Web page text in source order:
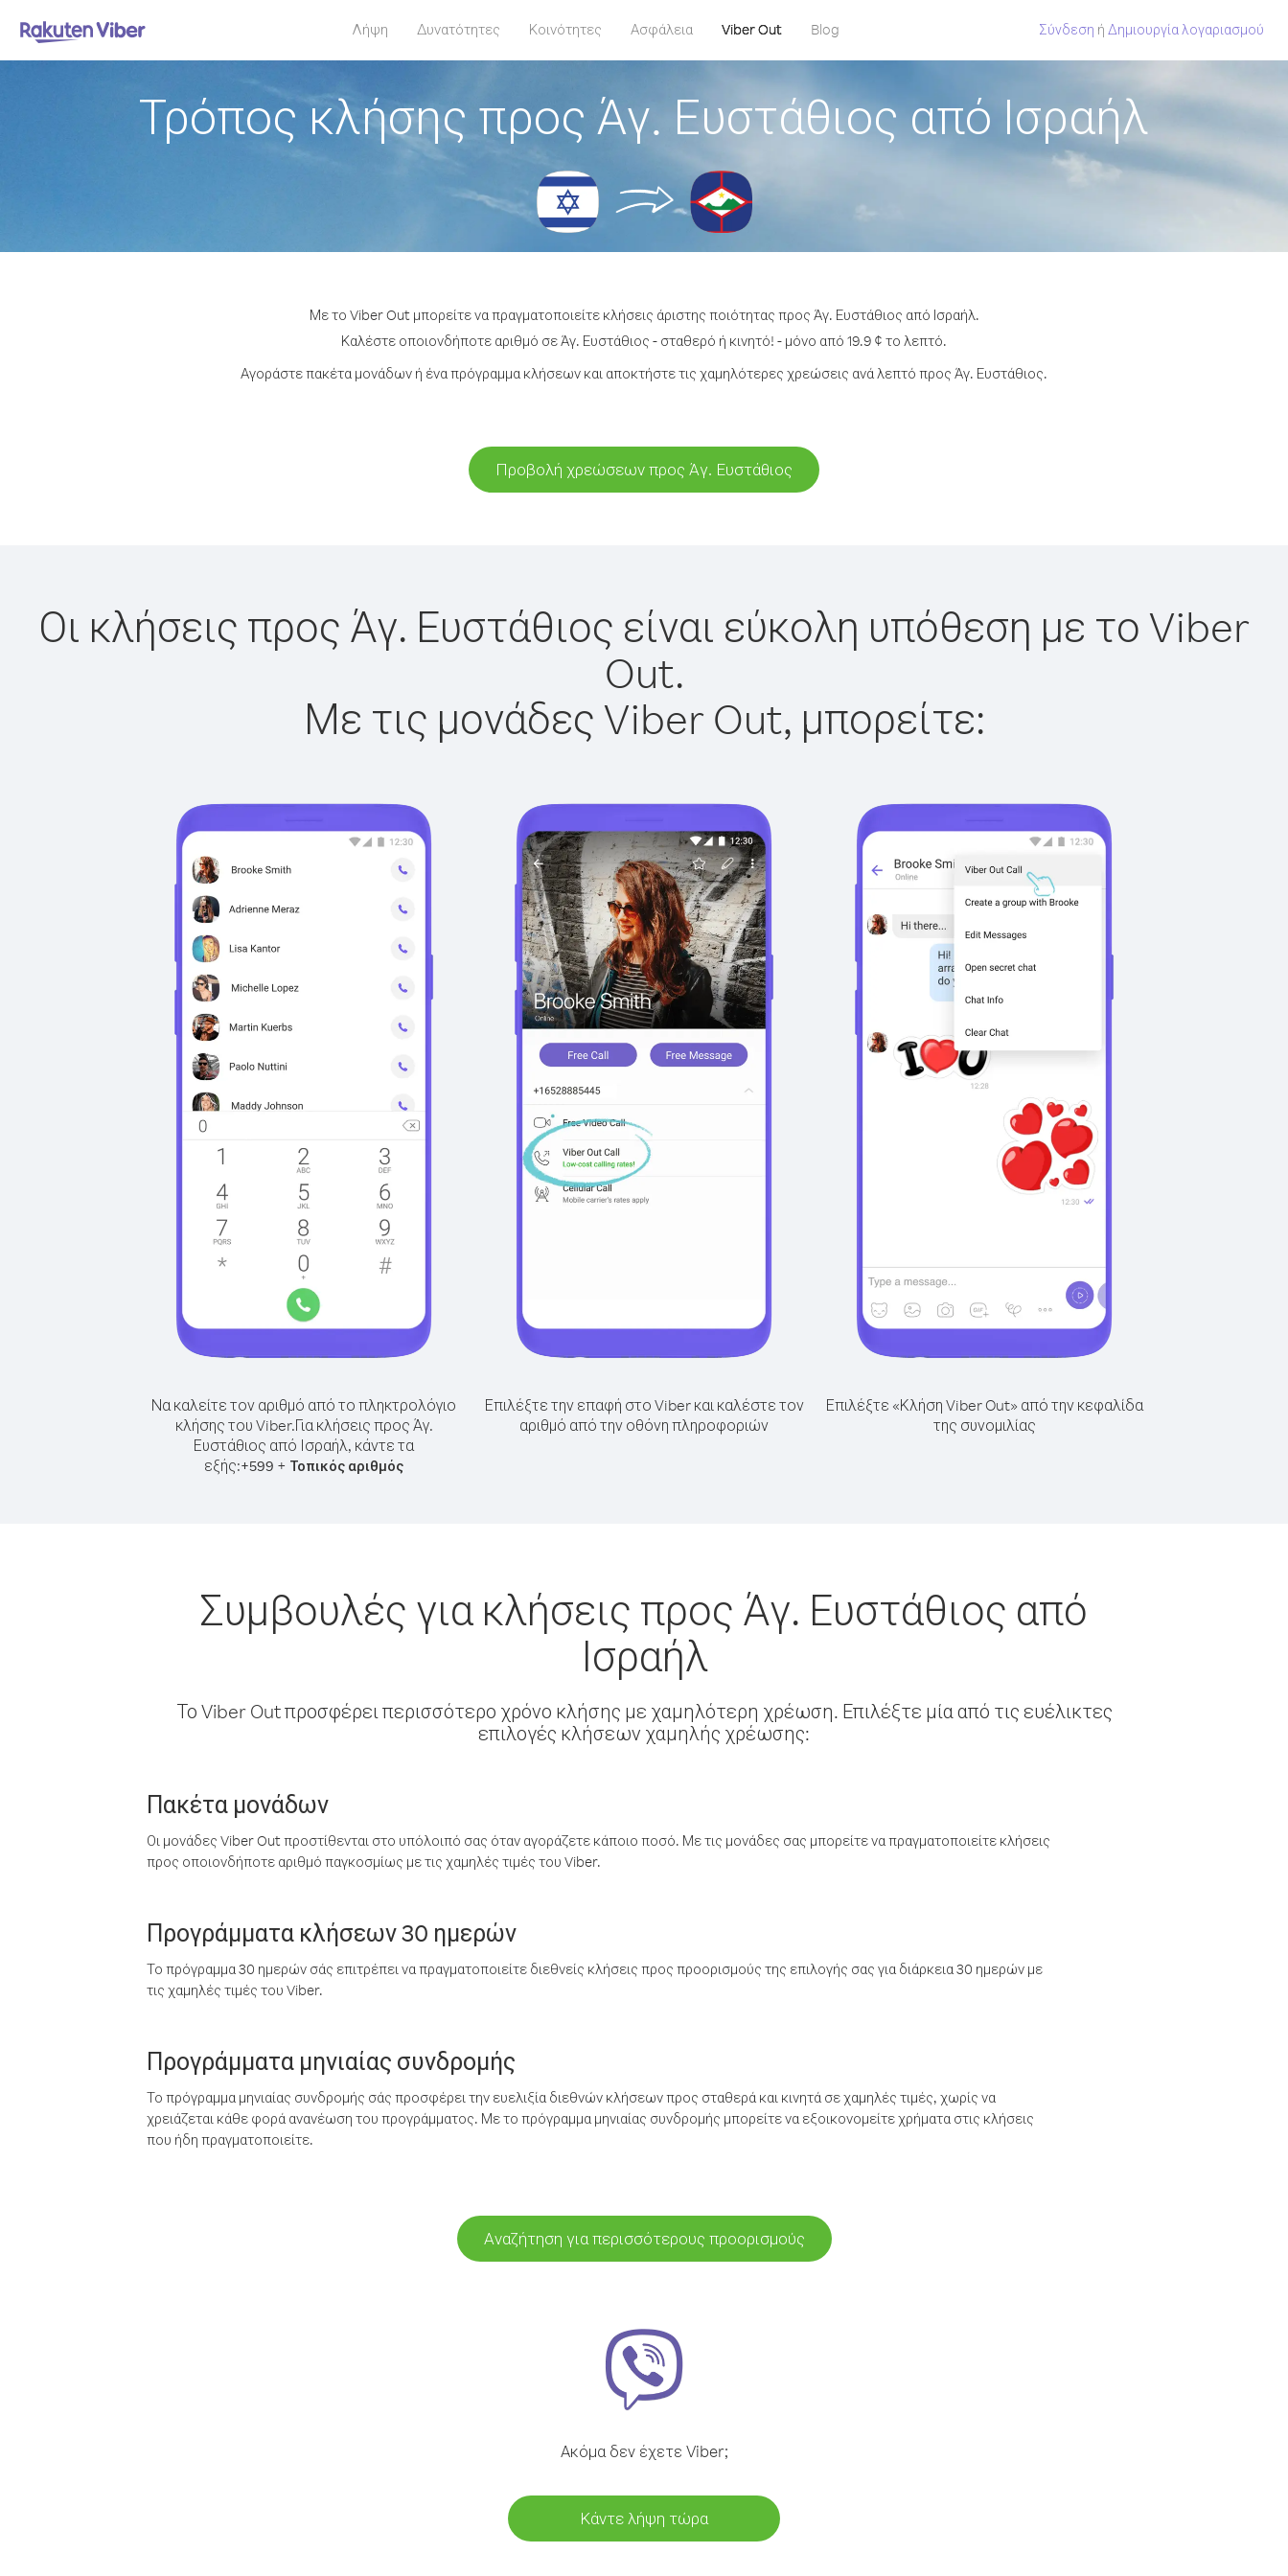
Λήψη Δυνατότητες Κοινότητες Ασφάλεια Viber Out Blog Σύνδεση ή Δημιουργία λογαριασμού
Τρόπος κλήσης προς Άγ. Ευστάθιος από Ισραήλ
Με το Viber Out μπορείτε να πραγματοποιείτε κλήσεις άριστης ποιότητας προς Άγ. Ευστάθιος από Ισραήλ.
Καλέστε οποιονδήποτε αριθμό σε Άγ. Ευστάθιος - σταθερό ή κινητό! - μόνο από 19.9 ¢ το λεπτό.
Αγοράστε πακέτα μονάδων ή ένα πρόγραμμα κλήσεων και αποκτήστε τις χαμηλότερες χρεώσεις ανά λεπτό προς Άγ. Ευστάθιος.
Προβολή χρεώσεων προς Άγ. Ευστάθιος
Οι κλήσεις προς Άγ. Ευστάθιος είναι εύκολη υπόθεση με το Viber
Out.
Με τις μονάδες Viber Out, μπορείτε:
Να καλείτε τον αριθμό από το πληκτρολόγιο
κλήσης του Viber.Για κλήσεις προς Άγ.
Ευστάθιος από Ισραήλ, κάντε τα
εξής:+599 + Τοπικός αριθμός
Επιλέξτε την επαφή στο Viber και καλέστε τον
αριθμό από την οθόνη πληροφοριών
Επιλέξτε «Κλήση Viber Out» από την κεφαλίδα
της συνομιλίας
Συμβουλές για κλήσεις προς Άγ. Ευστάθιος από
Ισραήλ
Το Viber Out προσφέρει περισσότερο χρόνο κλήσης με χαμηλότερη χρέωση. Επιλέξτε μία από τις ευέλικτες
επιλογές κλήσεων χαμηλής χρέωσης:
Πακέτα μονάδων
Οι μονάδες Viber Out προστίθενται στο υπόλοιπό σας όταν αγοράζετε κάποιο ποσό. Με τις μονάδες σας μπορείτε να πραγματοποιείτε κλήσεις
προς οποιονδήποτε αριθμό παγκοσμίως με τις χαμηλές τιμές του Viber.
Προγράμματα κλήσεων 30 ημερών
Το πρόγραμμα 30 ημερών σάς επιτρέπει να πραγματοποιείτε διεθνείς κλήσεις προς προορισμούς της επιλογής σας για διάρκεια 30 ημερών με
τις χαμηλές τιμές του Viber.
Προγράμματα μηνιαίας συνδρομής
Το πρόγραμμα μηνιαίας συνδρομής σάς προσφέρει την ευελιξία διεθνών κλήσεων προς σταθερά και κινητά σε χαμηλές τιμές, χωρίς να
χρειάζεται κάθε φορά ανανέωση του προγράμματος. Με το πρόγραμμα μηνιαίας συνδρομής μπορείτε να εξοικονομείτε χρήματα στις κλήσεις
που ήδη πραγματοποιείτε.
Αναζήτηση για περισσότερους προορισμούς
Ακόμα δεν έχετε Viber;
Κάντε λήψη τώρα